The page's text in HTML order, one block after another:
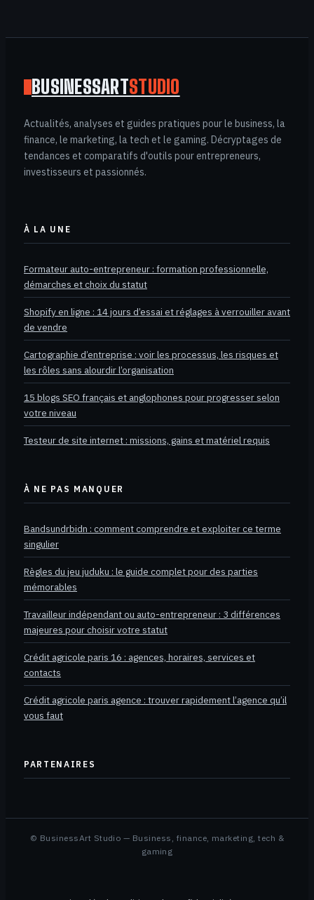
BUSINESSARTSTUDIO
Actualités, analyses et guides pratiques pour le business, la
finance, le marketing, la tech et le gaming. Décryptages de
tendances et comparatifs d'outils pour entrepreneurs,
investisseurs et passionnés.
À LA UNE
Formateur auto-entrepreneur : formation professionnelle,
démarches et choix du statut
Shopify en ligne : 14 jours d’essai et réglages à verrouiller avant
de vendre
Cartographie d’entreprise : voir les processus, les risques et
les rôles sans alourdir l’organisation
15 blogs SEO français et anglophones pour progresser selon
votre niveau
Testeur de site internet : missions, gains et matériel requis
À NE PAS MANQUER
Bandsundrbidn : comment comprendre et exploiter ce terme
singulier
Règles du jeu juduku : le guide complet pour des parties
mémorables
Travailleur indépendant ou auto-entrepreneur : 3 différences
majeures pour choisir votre statut
Crédit agricole paris 16 : agences, horaires, services et
contacts
Crédit agricole paris agence : trouver rapidement l’agence qu’il
vous faut
PARTENAIRES
© BusinessArt Studio — Business, finance, marketing, tech &
gaming